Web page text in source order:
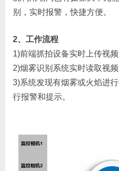
别，实时报警，快捷方便。
2、工作流程
1)前端抓拍设备实时上传视频
2)烟雾识别系统实时读取视频
3)系统发现有烟雾或火焰进
行报警和提示。